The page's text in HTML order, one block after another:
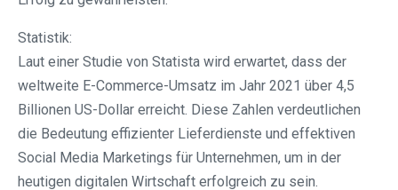
Statistik:
Laut einer Studie von Statista wird erwartet, dass der
weltweite E-Commerce-Umsatz im Jahr 2021 über 4,5
Billionen US-Dollar erreicht. Diese Zahlen verdeutlichen
die Bedeutung effizienter Lieferdienste und effektiven
Social Media Marketings für Unternehmen, um in der
heutigen digitalen Wirtschaft erfolgreich zu sein.